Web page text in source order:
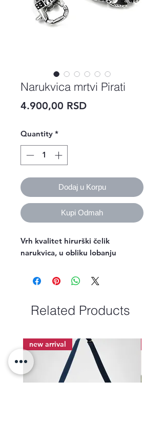
Narukvica mrtvi Pirati
4.900,00 RSDPrice
Quantity *
Dodaj u Korpu
Kupi Odmah
Vrh kvalitet hirurški čelik
narukvica, u obliku lobanju
Related Products
new arrival